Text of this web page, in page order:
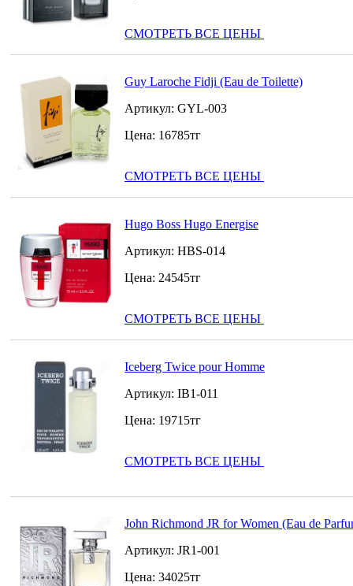
СМОТРЕТЬ ВСЕ ЦЕНЫ
Guy Laroche Fidji (Eau de Toilette)
Артикул: GYL-003
Цена: 16785тг
СМОТРЕТЬ ВСЕ ЦЕНЫ
Hugo Boss Hugo Energise
Артикул: HBS-014
Цена: 24545тг
СМОТРЕТЬ ВСЕ ЦЕНЫ
Iceberg Twice pour Homme
Артикул: IB1-011
Цена: 19715тг
СМОТРЕТЬ ВСЕ ЦЕНЫ
John Richmond JR for Women (Eau de
Артикул: JR1-001
Цена: 34025тг